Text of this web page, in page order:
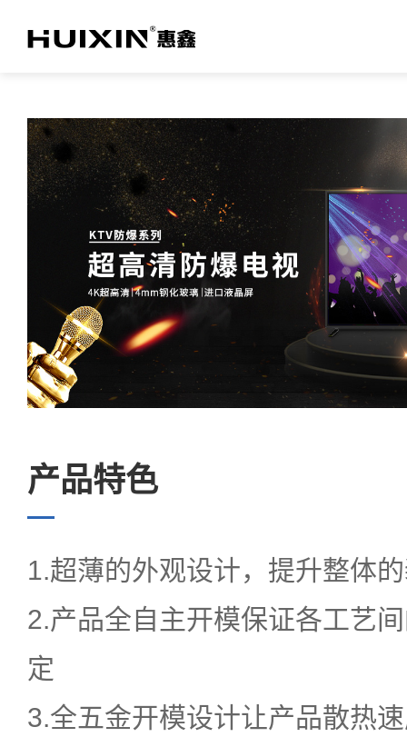
关于乐鱼(中国)官方
TV产品及方案
商用产品及方案
新闻中心
服务中心
产品特色
1.超薄的外观设计，提升整体
2.产品全自主开模保证各工艺
定
3.全五金开模设计让产品散热